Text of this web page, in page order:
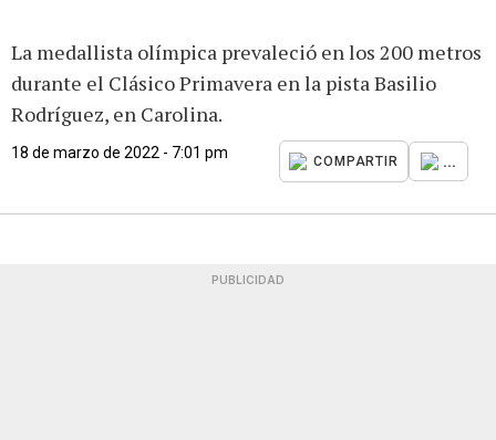
La medallista olímpica prevaleció en los 200 metros
durante el Clásico Primavera en la pista Basilio
Rodríguez, en Carolina.
18 de marzo de 2022 - 7:01 pm
COMPARTIR ...
PUBLICIDAD